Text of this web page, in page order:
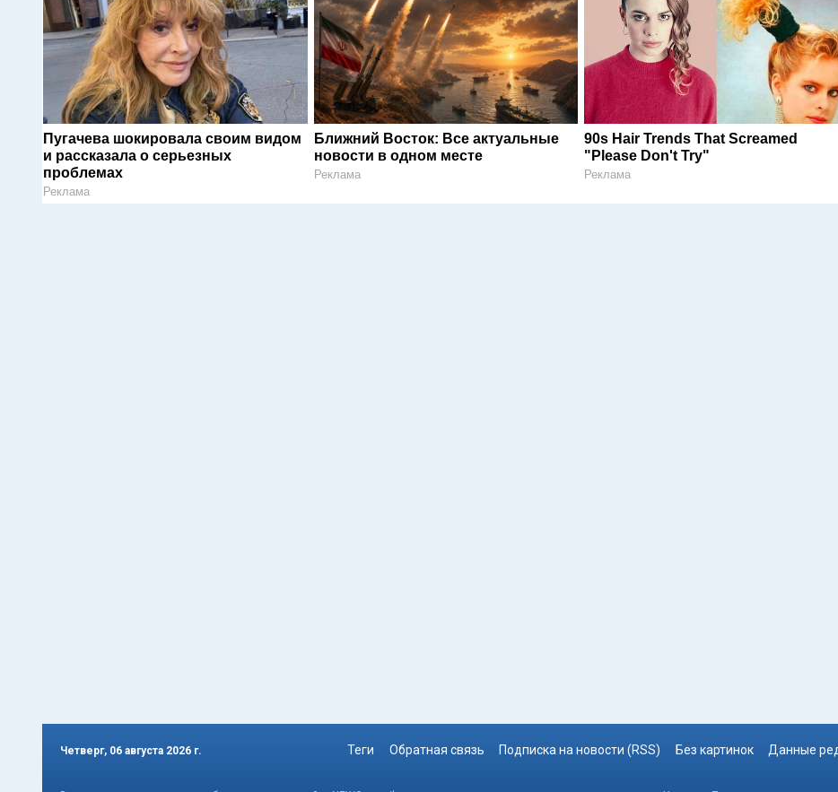
Пугачева шокировала своим видом
и рассказала о серьезных
проблемах
Реклама
Ближний Восток: Все актуальные
новости в одном месте
Реклама
90s Hair Trends That Screamed
"Please Don't Try"
Реклама
Четверг, 06 августа 2026 г. Теги Обратная связь Подписка на новости (RSS) Без картинок Данные